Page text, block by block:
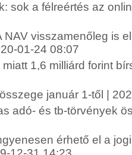
sok a félreértés az
NAV visszamenőleg is
01-24 08:07
1,6 milliárd forint
január 1-től |
adó- és tb-törvények
érhető el a